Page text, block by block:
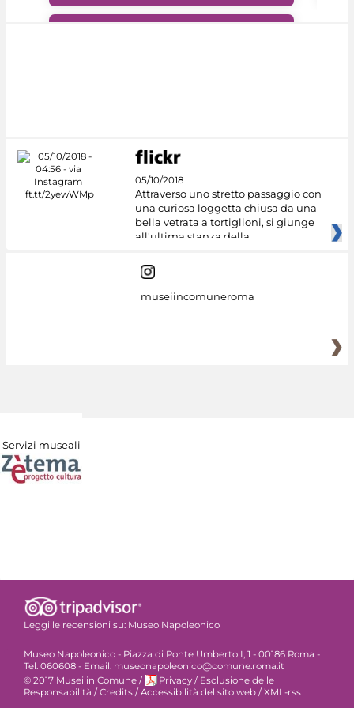
05/10/2018
Attraverso uno stretto passaggio con
una curiosa loggetta chiusa da una
bella vetrata a tortiglioni, si giunge
all'ultima stanza della
museiincomuneroma
Servizi museali
Leggi le recensioni su: Museo Napoleonico
Museo Napoleonico - Piazza di Ponte Umberto I, 1 - 00186 Roma -
Tel. 060608 - Email: museonapoleonico@comune.roma.it
© 2017 Musei in Comune / Privacy / Esclusione delle
Responsabilità / Credits / Accessibilità del sito web / XML-rss